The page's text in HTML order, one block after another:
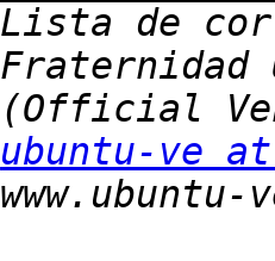
ubuntu-ve